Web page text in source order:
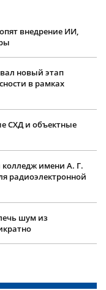
внедрение ИИ,
новый этап
в рамках
СХД и объектные
имени А. Г.
радиоэлектронной
шум из